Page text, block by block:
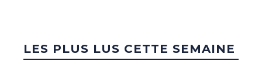
LES PLUS LUS CETTE SEMAINE